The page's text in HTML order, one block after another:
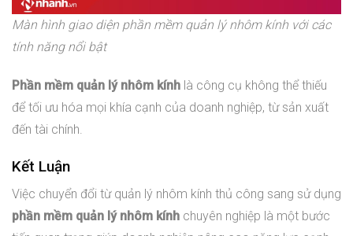
Màn hình giao diện phần mềm quản lý nhôm kính với các
tính năng nổi bật
Phần mềm quản lý nhôm kính là công cụ không thể thiếu
để tối ưu hóa mọi khía cạnh của doanh nghiệp, từ sản xuất
đến tài chính.
Kết Luận
Việc chuyển đổi từ quản lý nhôm kính thủ công sang sử dụng
phần mềm quản lý nhôm kính chuyên nghiệp là một bước